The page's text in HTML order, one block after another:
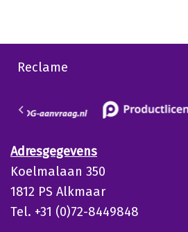
Reclame
Adresgegevens
Koelmalaan 350
1812 PS Alkmaar
Tel. +31 (0)72-8449848